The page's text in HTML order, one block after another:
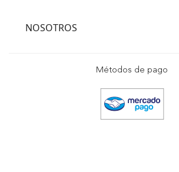
NOSOTROS
Métodos de pago